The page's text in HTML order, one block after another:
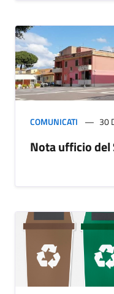
COMUNICATI 30
Nota ufficio del